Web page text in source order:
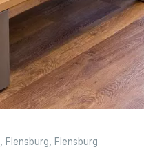
Flensburg Flensburg